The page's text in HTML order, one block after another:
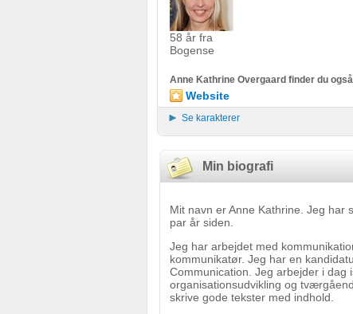
58 år fra
Bogense
Anne Kathrine Overgaard finder du
Website
Se karakterer
Min biografi
Mit navn er Anne Kathrine. Jeg har
par år siden.
Jeg har arbejdet med
kommunikatør. Jeg har en
Communication. Jeg arbejder i dag
organisationsudvikling og
skrive gode tekster med indhold.